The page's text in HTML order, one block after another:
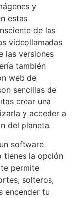
y
estas
de las
videollamadas
las versiones
también
web de
sencillas de
crear una
y acceder a
del planeta.
software
tienes la opción
permite
solteros,
encender tu